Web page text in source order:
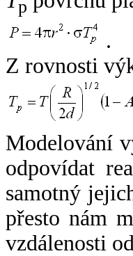
p
.
Z rovnosti
Modelování
odpovídat
samotný
přesto nám
vzdálenosti